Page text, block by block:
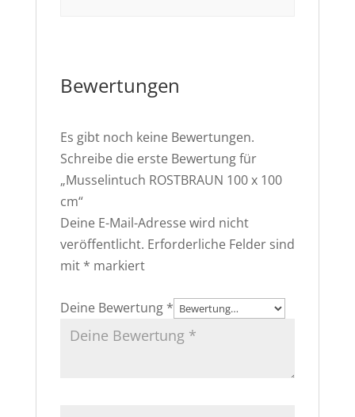
Bewertungen
Es gibt noch keine Bewertungen.
Schreibe die erste Bewertung für
„Musselintuch ROSTBRAUN 100 x 100
cm“
Deine E-Mail-Adresse wird nicht
veröffentlicht. Erforderliche Felder sind
mit * markiert
Deine Bewertung *